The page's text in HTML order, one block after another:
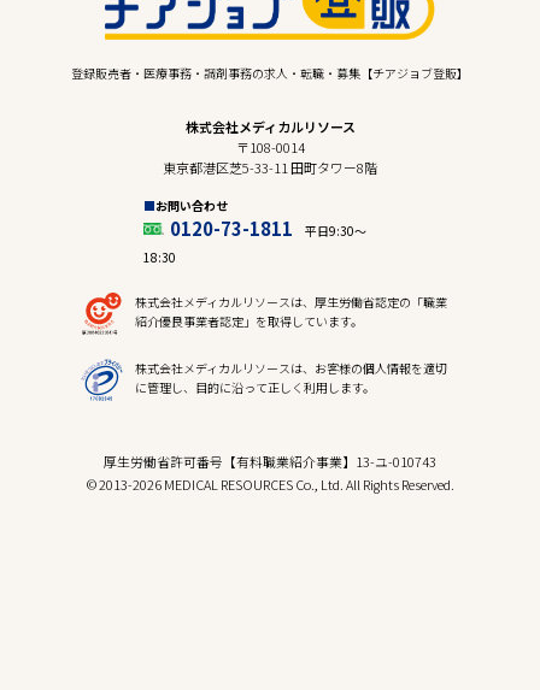
登録販売者・医療事務・調剤事務の求人・転職・募集【チアジョブ登販】
株式会社メディカルリソース
〒108-0014
東京都港区芝5-33-11 田町タワー8階
お問い合わせ
0120-73-1811
平日9:30〜
18:30
株式会社メディカルリソースは、厚生労働省認定の「職業
紹介優良事業者認定」を取得しています。
株式会社メディカルリソースは、お客様の個人情報を適切
に管理し、目的に沿って正しく利用します。
厚生労働省許可番号【有料職業紹介事業】13-ユ-010743
© 2013-2026 MEDICAL RESOURCES Co., Ltd. All Rights Reserved.